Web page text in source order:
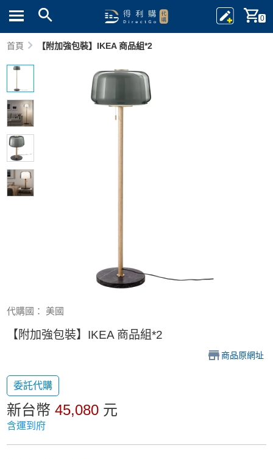
0
首頁 【附加強包裝】IKEA 商品組*2
代購國： 美國
【附加強包裝】IKEA 商品組*2
商品原網址
委託代購
新台幣45,080 元
含運到府